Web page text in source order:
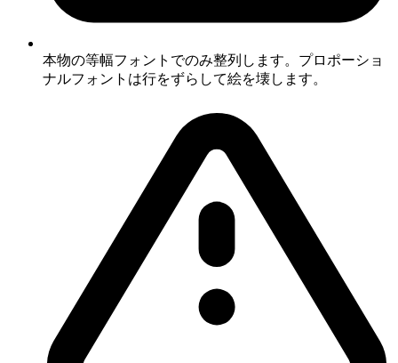
本物の等幅フォントでのみ整列します。プロポーショ
ナルフォントは行をずらして絵を壊します。